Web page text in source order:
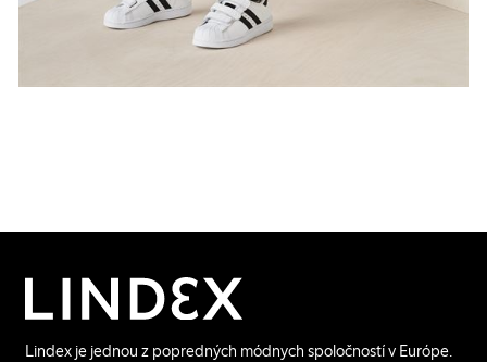
Lindex je jednou z popredných módnych spoločností v Európe.